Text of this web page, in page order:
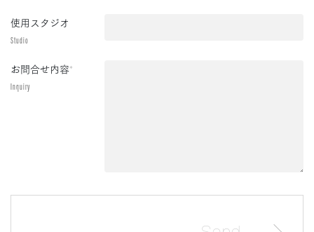
使用スタジオ
Studio
お問合せ内容*
Inquiry